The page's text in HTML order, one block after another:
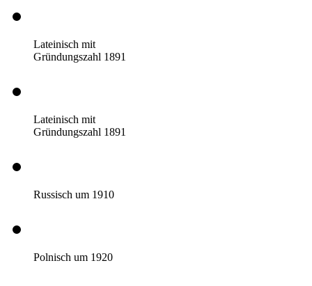
Lateinisch mit
Gründungszahl 1891
Lateinisch mit
Gründungszahl 1891
Russisch um 1910
Polnisch um 1920